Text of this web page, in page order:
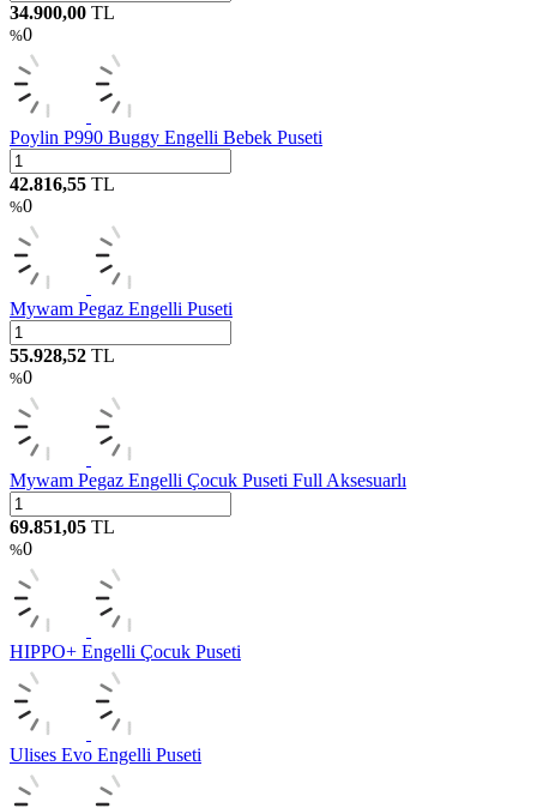
34.900,00 TL
%0
Poylin P990 Buggy Engelli Bebek Puseti
42.816,55 TL
%0
Mywam Pegaz Engelli Puseti
55.928,52 TL
%0
Mywam Pegaz Engelli Çocuk Puseti Full Aksesuarlı
69.851,05 TL
%0
HIPPO+ Engelli Çocuk Puseti
Ulises Evo Engelli Puseti